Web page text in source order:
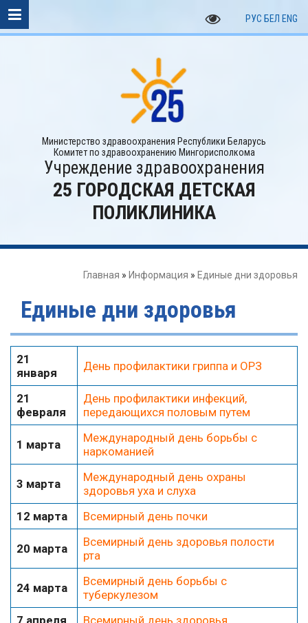
РУС БЕЛ ENG
Министерство здравоохранения Республики Беларусь
Комитет по здравоохранению Мингорисполкома
Учреждение здравоохранения
25 ГОРОДСКАЯ ДЕТСКАЯ
ПОЛИКЛИНИКА
Главная » Информация » Единые дни здоровья
Единые дни здоровья
21
января
День профилактики гриппа и ОРЗ
21
февраля
День профилактики инфекций,
передающихся половым путем
1 марта
Международный день борьбы с
наркоманией
3 марта
Международный день охраны
здоровья уха и слуха
12 марта
Всемирный день почки
20 марта
Всемирный день здоровья полости
рта
24 марта
Всемирный день борьбы с
туберкулезом